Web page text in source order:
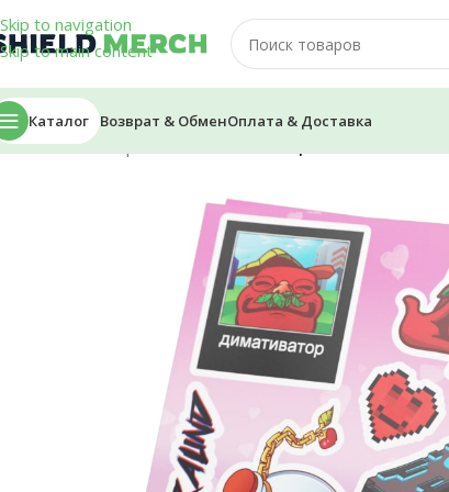
Skip to navigation
Skip to main content
Каталог Возврат & ОбменОплата & Доставка
Главная/Стикеры и Наклейки